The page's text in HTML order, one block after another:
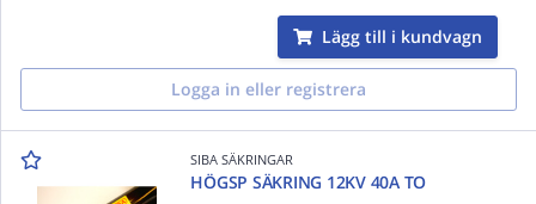
Lägg till i kundvagn
Logga in eller registrera
SIBA SÄKRINGAR
HÖGSP SÄKRING 12KV 40A TO